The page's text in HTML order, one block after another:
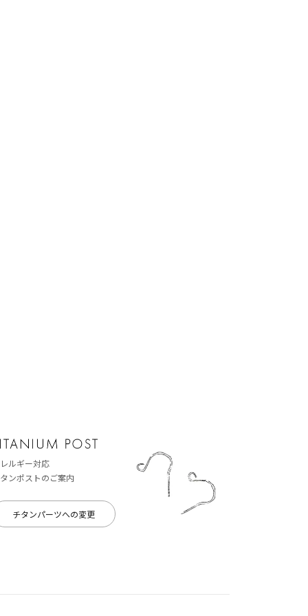
ルギー対応
ンポストのご案内
チタンパーツへの変更